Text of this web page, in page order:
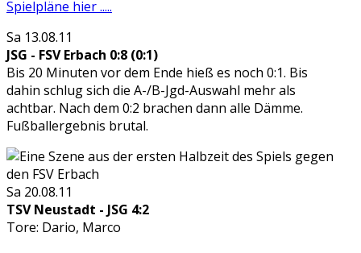
Spielpläne hier .....
Sa 13.08.11
JSG - FSV Erbach 0:8 (0:1)
Bis 20 Minuten vor dem Ende hieß es noch 0:1. Bis
dahin schlug sich die A-/B-Jgd-Auswahl mehr als
achtbar. Nach dem 0:2 brachen dann alle Dämme.
Fußballergebnis brutal.
Sa 20.08.11
TSV Neustadt - JSG 4:2
Tore: Dario, Marco